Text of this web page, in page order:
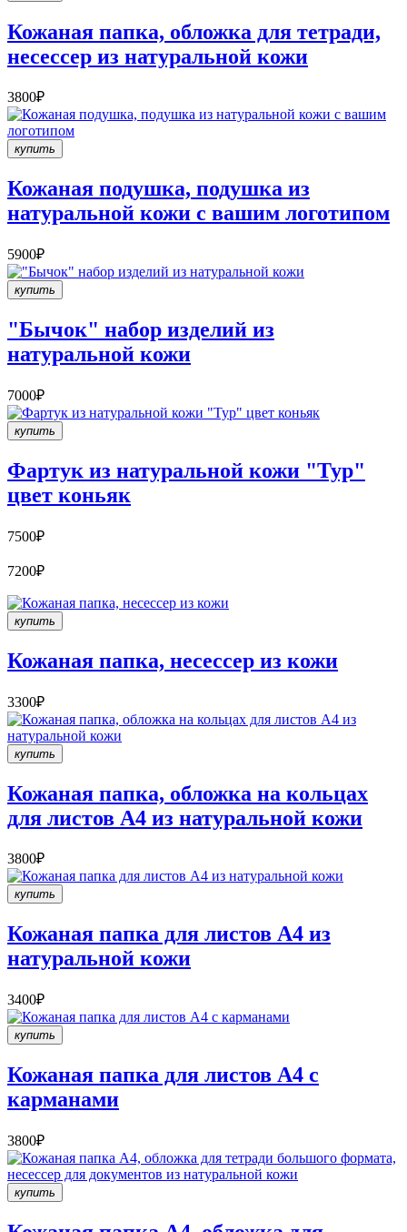
Кожаная папка, обложка для тетради,
несессер из натуральной кожи
3800₽
купить
Кожаная подушка, подушка из
натуральной кожи с вашим логотипом
5900₽
купить
"Бычок" набор изделий из
натуральной кожи
7000₽
купить
Фартук из натуральной кожи "Тур"
цвет коньяк
7500₽
7200₽
купить
Кожаная папка, несессер из кожи
3300₽
купить
Кожаная папка, обложка на кольцах
для листов A4 из натуральной кожи
3800₽
купить
Кожаная папка для листов A4 из
натуральной кожи
3400₽
купить
Кожаная папка для листов A4 с
карманами
3800₽
купить